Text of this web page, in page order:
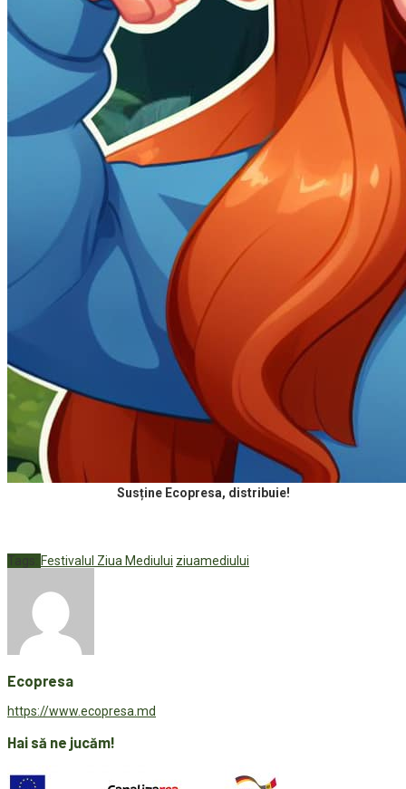
Susține Ecopresa, distribuie!
Tags: Festivalul Ziua Mediului ziuamediului
Ecopresa
https://www.ecopresa.md
Hai să ne jucăm!